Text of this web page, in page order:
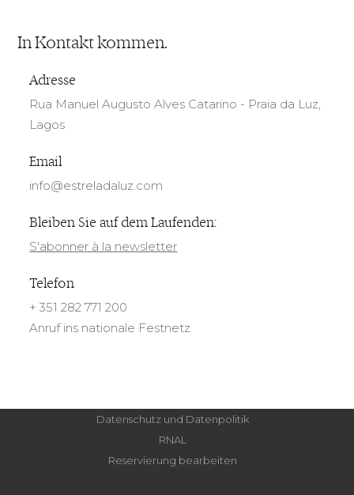
In Kontakt kommen.
Adresse
Rua Manuel Augusto Alves Catarino - Praia da Luz,
Lagos
Email
info@estreladaluz.com
Bleiben Sie auf dem Laufenden:
S'abonner à la newsletter
Telefon
+ 351 282 771 200
Anruf ins nationale Festnetz
Datenschutz und Datenpolitik
RNAL
Reservierung bearbeiten